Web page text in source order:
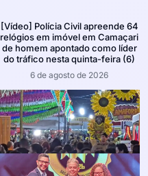
[Vídeo] Polícia Civil apreende 64
relógios em imóvel em Camaçari
de homem apontado como líder
do tráfico nesta quinta-feira (6)
6 de agosto de 2026